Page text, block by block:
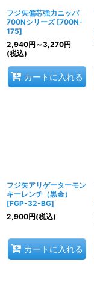
フジ矢偏芯強力ニッパ
700Nシリーズ [700N-
175]
2,940円 ～3,270円
(税込)
カートに入れる
フジ矢アリゲーターモン
キーレンチ（黒金）
[FGP-32-BG]
2,900円(税込)
カートに入れる